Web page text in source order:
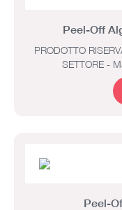
Peel-Off
PRODOTTO
SETTORE -
Peel-